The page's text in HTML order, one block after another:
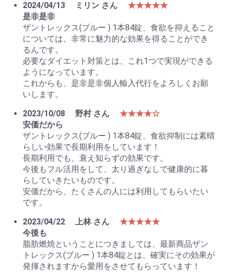
2024/04/13
ミリン さん
★★★★★
是非是非
ザントレックス(ブルー ) 1本84錠、食欲を抑えること
については、非常に魅力的な効果を得ることができ
るんです。
必要なダイエット対策とは、これ1つで実現ができる
ようになっています。
これからも、是非是非個人輸入代行をよろしくお願
いします。
2023/10/08
野村 さん
★★★★☆
安価だから
ザントレックス(ブルー ) 1本84錠、食欲抑制には素晴
らしい効果で長期利用をしています！
長期利用でも、衰え知らずの効果です。
今後もフル活用をして、太り過ぎなしで健康的に暮
らしていきたいものです。
安価だから、たくさんの人には利用してもらいたい
です。
2023/04/22
上林 さん
★★★★★
今後も
脂肪燃焼ということにつきましては、最新商品ザン
トレックス(ブルー ) 1本84錠とは、確実にその効果が
発揮されますから愛用をさせてもらっています！